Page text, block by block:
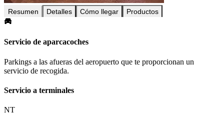
Resumen Detalles Cómo llegar Productos
Servicio de aparcacoches
Parkings a las afueras del aeropuerto que te proporcionan un
servicio de recogida.
Servicio a terminales
NT